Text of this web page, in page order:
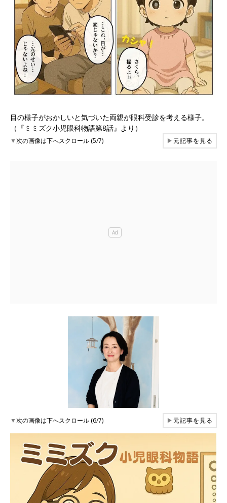
目の様子がおかしいと気づいた両親が眼科受診を考える様子。
（『ミミズク小児眼科物語第8話』より）
▼次の画像は下へスクロール (5/7) ▶元記事を見る
▼次の画像は下へスクロール (6/7) ▶元記事を見る